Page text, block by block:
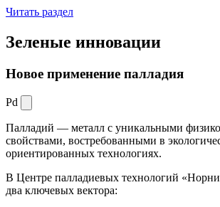
Читать раздел
Зеленые инновации
Новое применение палладия
Pd
Палладий — металл с уникальными
свойствами, востребованными в
ориентированных технологиях.
В Центре палладиевых технологий
два ключевых вектора: